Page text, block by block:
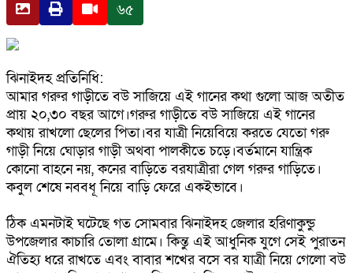
৬৫
ঝিনাইদহ প্রতিনিধি:
আমার গরুর গাড়ীতে বউ সাজিয়ে এই গানের কথা গুলো আজ অতীত
প্রায় ২০,৩০ বছর আগে।গরুর গাড়ীতে বউ সাজিয়ে এই গানের
কথায় রাখলো ছেলের পিতা।বর যাত্রী নিয়েবিয়ে করতে যেতো গরু
গাড়ী নিয়ে ঘোড়ার গাড়ী অথবা পালকীতে চড়ে।বর্তমানে যান্ত্রিক
কোনো বাহনে নয়, কনের বাড়িতে বরযাত্রীরা গেল গরুর গাড়িতে।
কবুল শেষে নববধূ নিয়ে বাড়ি ফেরে একইভাবে।
ঠিক এমনটাই ঘটেছে গত সোমবার ঝিনাইদহ জেলার হরিণাকুন্ডু
উপজেলার কাচারি তোলা গ্রামে। কিন্তু এই আধুনিক যুগে সেই পুরাতন
ঐতিহ্য ধরে রাখতে এবং বাবার শখের বসে বর যাত্রী নিয়ে গেলো বউ